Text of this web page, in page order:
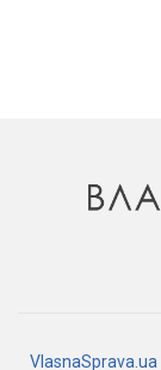
VlasnaSprava.ua